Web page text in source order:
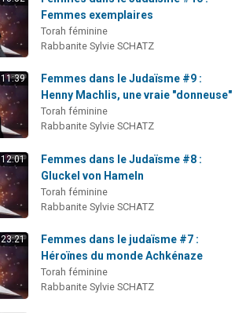
Il reste 49 places pour étudier en groupe sur Zoom
12 nouvelles musiques dans Torah-Box Music
Femmes exemplaires
Torah féminine
Rabbanite Sylvie SCHATZ
11:39
Femmes dans le Judaïsme #9 :
Henny Machlis, une vraie "donneuse"
Torah féminine
Rabbanite Sylvie SCHATZ
12:01
Femmes dans le Judaïsme #8 :
Gluckel von Hameln
Torah féminine
Rabbanite Sylvie SCHATZ
23:21
Femmes dans le judaïsme #7 :
Héroïnes du monde Achkénaze
Torah féminine
Rabbanite Sylvie SCHATZ